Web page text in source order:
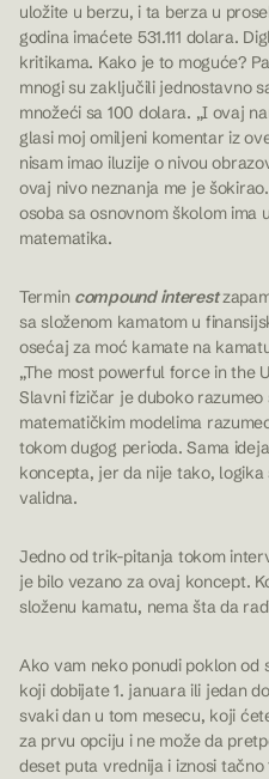
uložite u berzu, i ta berza u
godina imaćete 531.111 dolara.
kritikama. Kako je to moguće?
mnogi su zaključili jednostavno
množeći sa 100 dolara. „I ovaj
glasi moj omiljeni komentar iz
nisam imao iluzije o nivou
ovaj nivo neznanja me je
osoba sa osnovnom školom ima
matematika.
Termin compound interest
sa složenom kamatom u
osećaj za moć kamate na
„The most powerful force in the
Slavni fizičar je duboko
matematičkim modelima
tokom dugog perioda. Sama
koncepta, jer da nije tako,
validna.
Jedno od trik-pitanja tokom
je bilo vezano za ovaj koncept.
složenu kamatu, nema šta da
Ako vam neko ponudi poklon od
koji dobijate 1. januara ili jedan
svaki dan u tom mesecu, koji
za prvu opciju i ne može da
deset puta vrednija i iznosi tačno